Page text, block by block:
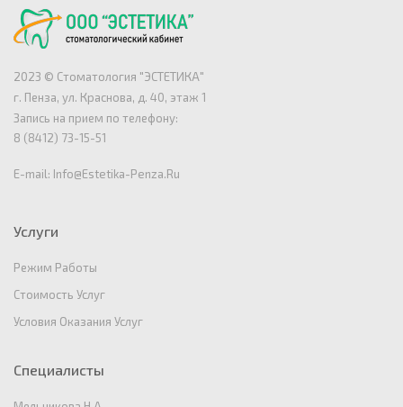
2023 © Стоматология "ЭСТЕТИКА"
г. Пенза, ул. Краснова, д. 40, этаж 1
Запись на прием по телефону:
8 (8412) 73-15-51
E-mail: Info@estetika-Penza.ru
Услуги
Режим Работы
Стоимость Услуг
Условия Оказания Услуг
Специалисты